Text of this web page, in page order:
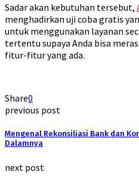
Sadar akan kebutuhan tersebut,
menghadirkan uji coba gratis
untuk menggunakan layanan
tertentu supaya Anda bisa
fitur-fitur yang ada.
Share0
previous post
Mengenal Rekonsiliasi Bank dan
Dalamnya
next post